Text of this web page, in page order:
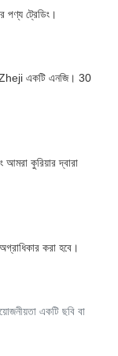
পণ্য ট্রেডিং।
Zheji একটি এনজি। 30
কুরিয়ার দ্বারা
করা হবে।
একটি ছবি বা